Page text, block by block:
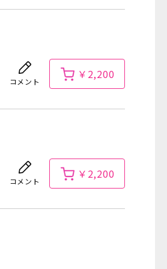
コメント
￥2,200
コメント
￥2,200